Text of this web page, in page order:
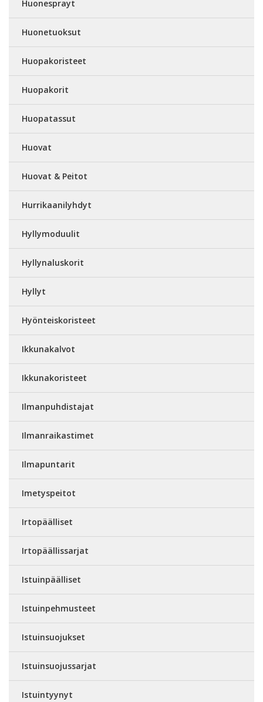
Huonesprayt
Huonetuoksut
Huopakoristeet
Huopakorit
Huopatassut
Huovat
Huovat & Peitot
Hurrikaanilyhdyt
Hyllymoduulit
Hyllynaluskorit
Hyllyt
Hyönteiskoristeet
Ikkunakalvot
Ikkunakoristeet
Ilmanpuhdistajat
Ilmanraikastimet
Ilmapuntarit
Imetyspeitot
Irtopäälliset
Irtopäällissarjat
Istuinpäälliset
Istuinpehmusteet
Istuinsuojukset
Istuinsuojussarjat
Istuintyynyt